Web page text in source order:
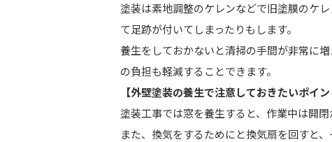
塗装は素地調整のケレンなどで旧塗膜のケ
て足跡が付いてしまったりもします。
養生をしておかないと清掃の手間が非常に
の負担も軽減することできます。
【外壁塗装の養生で注意しておきたいポイン
塗装工事では窓を養生すると、作業中は開閉
また、換気をするためにと換気扇を回すと